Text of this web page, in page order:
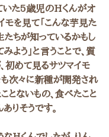
た5歳児のHくんがオ
モを見て「こんな芋見た
たちが知っているかもし
よう」と言うことで、質
初めて見るサツマイモ
も次々に新種が開発され
とないもの、食べたこと
りそうです。